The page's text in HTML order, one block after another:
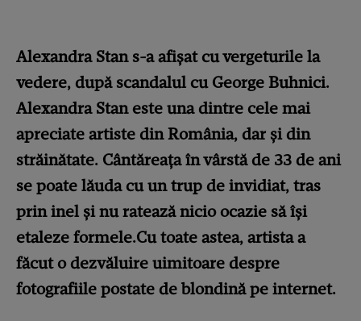
Alexandra Stan s-a afișat cu vergeturile la
vedere, după scandalul cu George Buhnici.
Alexandra Stan este una dintre cele mai
apreciate artiste din România, dar și din
străinătate. Cântăreața în vârstă de 33 de ani
se poate lăuda cu un trup de invidiat, tras
prin inel și nu ratează nicio ocazie să își
etaleze formele.Cu toate astea, artista a
făcut o dezvăluire uimitoare despre
fotografiile postate de blondină pe internet.